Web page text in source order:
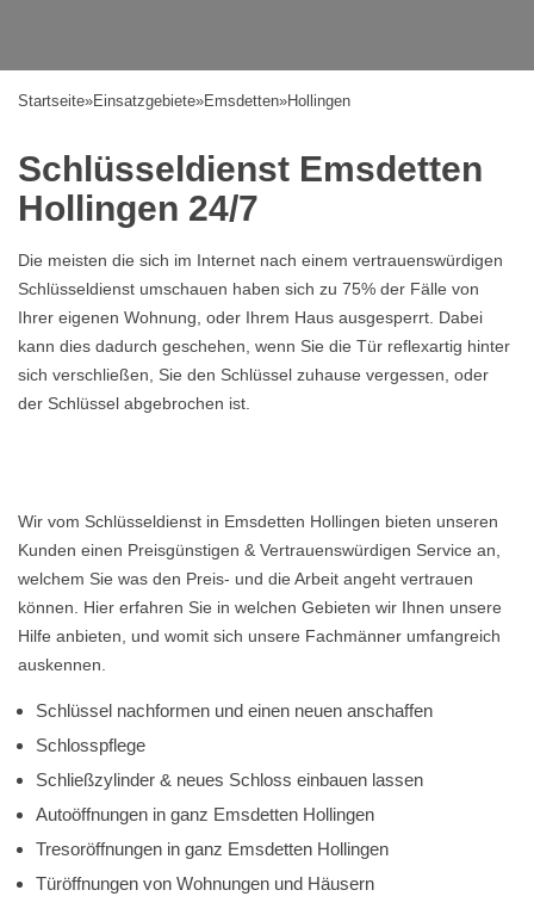
Startseite»Einsatzgebiete»Emsdetten»Hollingen
Schlüsseldienst Emsdetten
Hollingen 24/7
Die meisten die sich im Internet nach einem vertrauenswürdigen
Schlüsseldienst umschauen haben sich zu 75% der Fälle von
Ihrer eigenen Wohnung, oder Ihrem Haus ausgesperrt. Dabei
kann dies dadurch geschehen, wenn Sie die Tür reflexartig hinter
sich verschließen, Sie den Schlüssel zuhause vergessen, oder
der Schlüssel abgebrochen ist.
Wir vom Schlüsseldienst in Emsdetten Hollingen bieten unseren
Kunden einen Preisgünstigen & Vertrauenswürdigen Service an,
welchem Sie was den Preis- und die Arbeit angeht vertrauen
können. Hier erfahren Sie in welchen Gebieten wir Ihnen unsere
Hilfe anbieten, und womit sich unsere Fachmänner umfangreich
auskennen.
Schlüssel nachformen und einen neuen anschaffen
Schlosspflege
Schließzylinder & neues Schloss einbauen lassen
Autoöffnungen in ganz Emsdetten Hollingen
Tresoröffnungen in ganz Emsdetten Hollingen
Türöffnungen von Wohnungen und Häusern